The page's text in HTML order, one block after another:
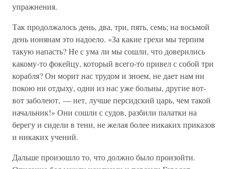
упражнения.
Так продолжалось день, два, три, пять, семь; на восьмой
день ионянам это надоело. «За какие грехи мы терпим
такую напасть? Не с ума ли мы сошли, что доверились
какому-то фокейцу, который всего-то привел с собой три
корабля? Он морит нас трудом и зноем, не дает нам ни
покою ни отдыху, одни из нас уже больны, другие вот-
вот заболеют, — нет, лучше персидский царь, чем такой
начальник!» Они сошли с судов, разбили палатки на
берегу и сидели в тени, не желая более никаких приказов
и никаких учений.
Дальше произошло то, что должно было произойти.